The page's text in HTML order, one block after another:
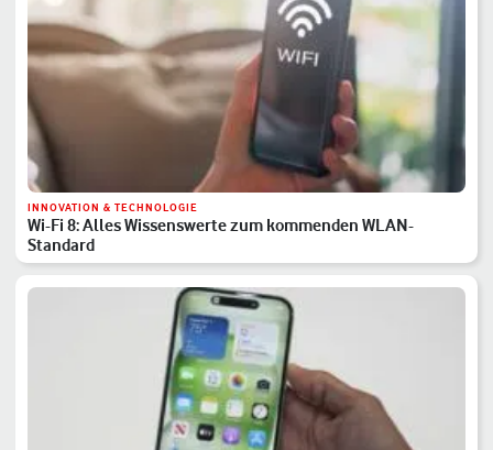
INNOVATION & TECHNOLOGIE
Wi-Fi 8: Alles Wissenswerte zum kommenden WLAN-
Standard